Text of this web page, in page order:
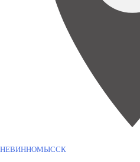
НЕВИННОМЫССК